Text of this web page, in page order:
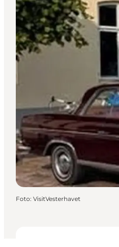
Foto: VisitVesterhavet